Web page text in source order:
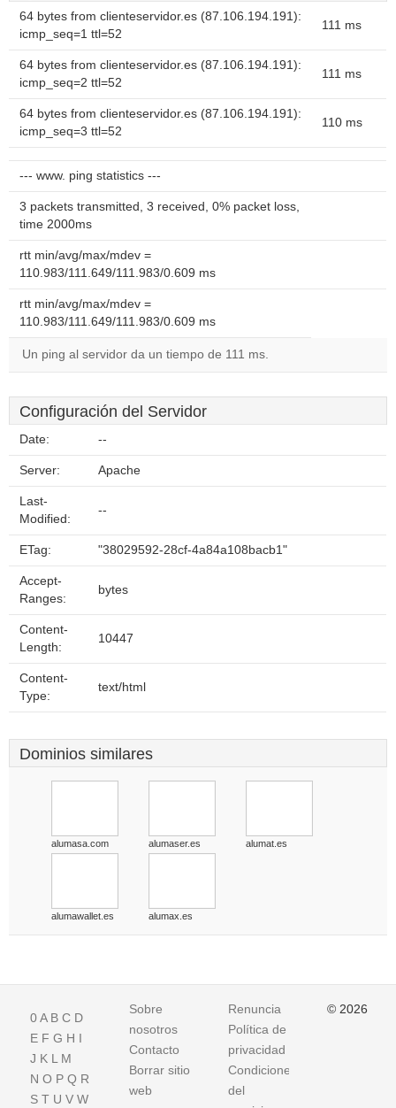
64 bytes from clienteservidor.es (87.106.194.191):
icmp_seq=1 ttl=52
111 ms
64 bytes from clienteservidor.es (87.106.194.191):
icmp_seq=2 ttl=52
111 ms
64 bytes from clienteservidor.es (87.106.194.191):
icmp_seq=3 ttl=52
110 ms
--- www. ping statistics ---
3 packets transmitted, 3 received, 0% packet loss,
time 2000ms
rtt min/avg/max/mdev =
110.983/111.649/111.983/0.609 ms
rtt min/avg/max/mdev =
110.983/111.649/111.983/0.609 ms
Un ping al servidor da un tiempo de 111 ms.
Configuración del Servidor
Date: --
Server: Apache
Last-
Modified:
--
ETag: "38029592-28cf-4a84a108bacb1"
Accept-
Ranges:
bytes
Content-
Length:
10447
Content-
Type:
text/html
Dominios similares
alumasa.com alumaser.es alumat.es
alumawallet.es alumax.es
0A B C D
E F G H I
J K L M
N O P Q R
S T U V W
Sobre
nosotros
Contacto
Borrar sitio
web
Renuncia
Política de
privacidad
Condiciones
del
© 2026